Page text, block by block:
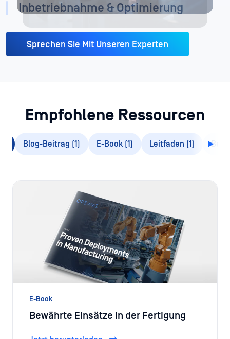
Inbetriebnahme & Optimierung
Sprechen Sie Mit Unseren Experten
Empfohlene Ressourcen
E-Book